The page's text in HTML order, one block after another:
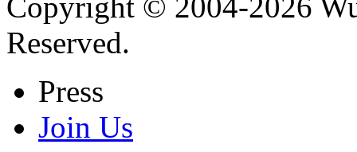
Copyright © 2004-2026
Reserved.
Press
Join Us